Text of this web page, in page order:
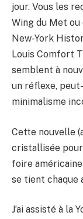
jour. Vous les
Wing du Met
New-York
Louis Comfort
semblent à
un réflexe,
minimalisme
Cette nouvelle
cristallisée
foire
se tient chaque
J’ai assisté à la